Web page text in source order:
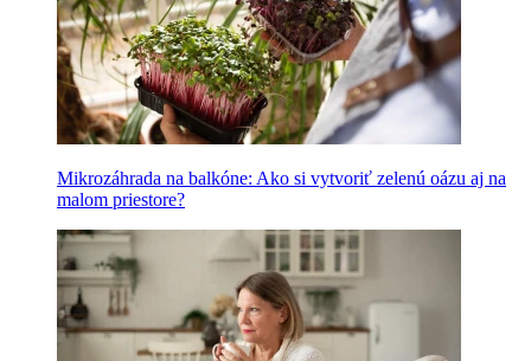
Mikrozáhrada na balkóne: Ako si vytvoriť zelenú oázu aj na
malom priestore?